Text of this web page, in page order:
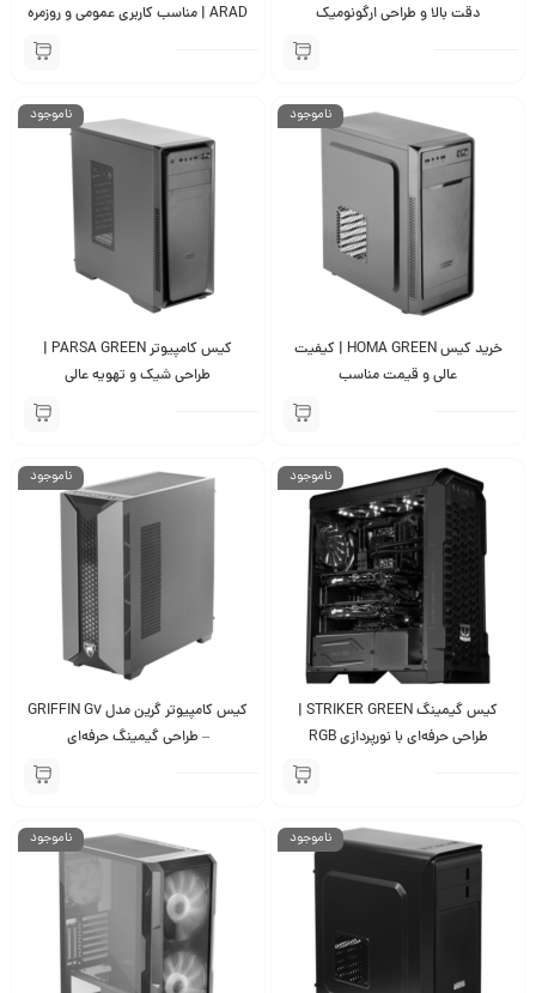
دقت بالا و طراحی ارگونومیک
ARAD | مناسب کاربری عمومی و روزمره
ناموجود
خرید کیس HOMA GREEN | کیفیت
عالی و قیمت مناسب
ناموجود
کیس کامپیوتر PARSA GREEN |
طراحی شیک و تهویه عالی
ناموجود
کیس گیمینگ STRIKER GREEN |
طراحی حرفه‌ای با نورپردازی RGB
ناموجود
کیس کامپیوتر گرین مدل GRIFFIN G7
– طراحی گیمینگ حرفه‌ای
ناموجود ناموجود